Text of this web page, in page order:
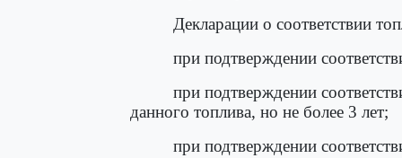
Декларации о соответствии
при подтверждении
при подтверждении
данного топлива, но не более 3 лет;
при подтверждении